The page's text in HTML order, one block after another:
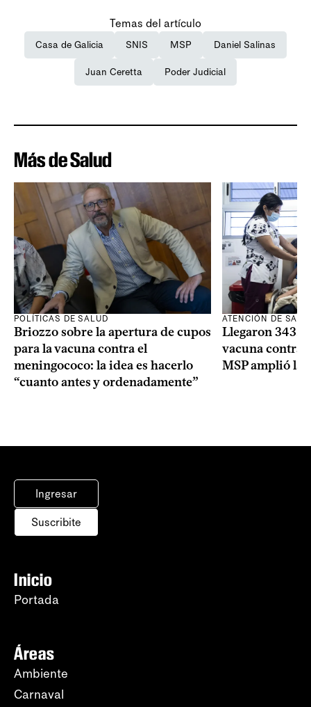
Temas del artículo
Casa de Galicia SNIS MSP Daniel Salinas
Juan Ceretta Poder Judicial
Más de Salud
POLÍTICAS DE SALUD
Briozzo sobre la apertura de cupos
para la vacuna contra el
meningococo: la idea es hacerlo
“cuanto antes y ordenadamente”
ATENCIÓN DE
Llegaron
vacuna contra
MSP amplió la
Ingresar
Suscribite
Inicio
Portada
Áreas
Ambiente
Carnaval